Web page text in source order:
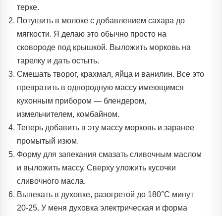
терке.
Потушить в молоке с добавлением сахара до
мягкости. Я делаю это обычно просто на
сковороде под крышкой. Выложить морковь на
тарелку и дать остыть.
Смешать творог, крахмал, яйца и ванилин. Все это
превратить в однородную массу имеющимся
кухонным прибором — блендером,
измельчителем, комбайном.
Теперь добавить в эту массу морковь и заранее
промытый изюм.
Форму для запекания смазать сливочным маслом
и выложить массу. Сверху уложить кусочки
сливочного масла.
Выпекать в духовке, разогретой до 180°C минут
20-25. У меня духовка электрическая и форма